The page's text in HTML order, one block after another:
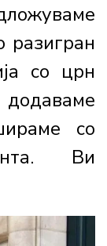
разигран
со црн
со
Ви